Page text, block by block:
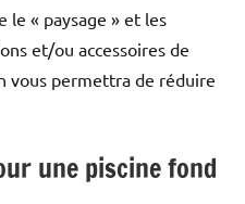
le « paysage » et les
et/ou accessoires de
vous permettra de réduire
une piscine fond